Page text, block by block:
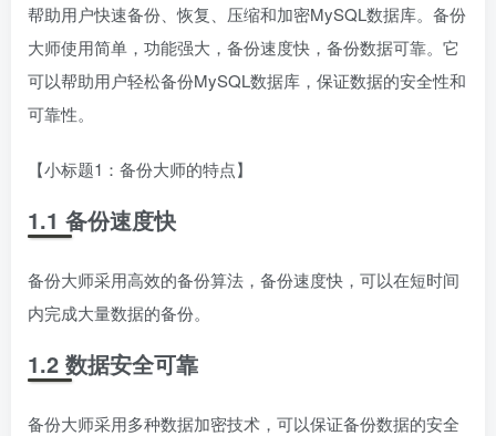
帮助用户快速备份、恢复、压缩和加密MySQL数据库。备份
大师使用简单，功能强大，备份速度快，备份数据可靠。它
可以帮助用户轻松备份MySQL数据库，保证数据的安全性和
可靠性。
【小标题1：备份大师的特点】
1.1 备份速度快
备份大师采用高效的备份算法，备份速度快，可以在短时间
内完成大量数据的备份。
1.2 数据安全可靠
备份大师采用多种数据加密技术，可以保证备份数据的安全